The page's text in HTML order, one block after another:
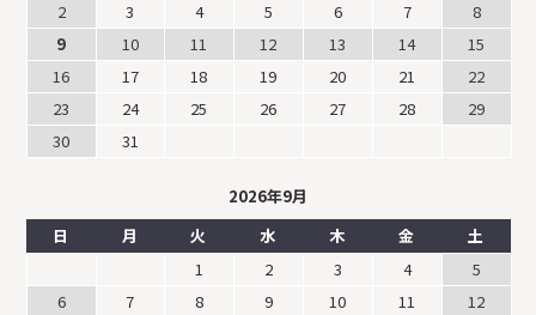
2
3 4 5 6 7
8
9
10 11 12 13 14
15
16
17 18 19 20 21
22
23
24 25 26 27 28
29
30
31
2026年9月
日
月 火 水 木 金
土
1
2 3 4
5
6
7 8 9 10 11
12